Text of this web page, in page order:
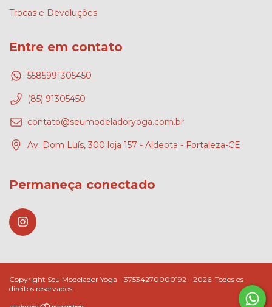
Trocas e Devoluções
Entre em contato
5585991305450
(85) 91305450
contato@seumodeladoryoga.com.br
Av. Dom Luís, 300 loja 157 - Aldeota - Fortaleza-CE
Permaneça conectado
Copyright Seu Modelador Yoga - 37534270000192 - 2026. Todos os
direitos reservados.